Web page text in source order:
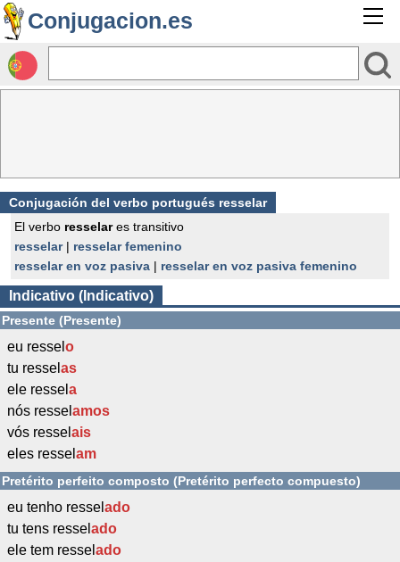
Conjugacion.es
Conjugación del verbo portugués resselar
El verbo resselares transitivo
resselar| resselar femenino
resselar en voz pasiva | resselar en voz pasiva femenino
Indicativo (Indicativo)
Presente (Presente)
eu ressel o
tu ressel as
ele ressel a
nós ressel amos
vós ressel ais
eles ressel am
Pretérito perfeito composto (Pretérito perfecto compuesto)
eu tenho ressel ado
tu tens ressel ado
ele tem ressel ado